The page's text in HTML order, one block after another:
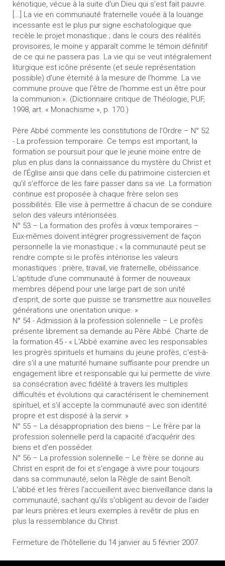
kénotique, vécue à la suite d'un Dieu qui s'est fait pauvre.
[...] La vie en communauté fraternelle vouée à la louange
incessante est le plus pur signe eschatologique que
recèle le projet monastique ; dans le cours des réalités
provisoires, le moine y apparaît comme le témoin définitif
de ce qui ne passera pas. La vie qui se veut intégralement
liturgique est icône présente (et seule représentation
possible) d'une éternité à la mesure de l'homme. La vie
commune prouve que l'être de l'homme est un être pour
la communion ». (Dictionnaire critique de Théologie, PUF,
1998, art. « Monachisme », p. 170.)
Père Abbé commente les constitutions de l’Ordre – N° 52
- La profession temporaire. Ce temps est important, la
formation se poursuit pour que le jeune moine entre de
plus en plus dans la connaissance du mystère du Christ et
de l’Église ainsi que dans celle du patrimoine cistercien et
qu’il s’efforce de les faire passer dans sa vie. La formation
continue est proposée à chaque frère selon ses
possibilités. Elle vise à permettre à chacun de se conduire
selon des valeurs intériorisées.
N° 53 – La formation des profès à vœux temporaires –
Eux-mêmes doivent intégrer progressivement de façon
personnelle la vie monastique ; « la communauté peut se
rendre compte si le profès intériorise les valeurs
monastiques : prière, travail, vie fraternelle, obéissance.
L’aptitude d’une communauté à former de nouveaux
membres dépend pour une large part de son unité
d’esprit, de sorte que puisse se transmettre aux nouvelles
générations une orientation unique. »
N° 54 - Admission à la profession solennelle – Le profès
présente librement sa demande au Père Abbé. Charte de
la formation 45 - « L'Abbé examine avec les responsables
les progrès spirituels et humains du jeune profès, c'est-à-
dire s'il a une maturité humaine suffisante pour prendre un
engagement libre et responsable qui lui permette de vivre
sa consécration avec fidélité à travers les multiples
difficultés et évolutions qui caractérisent le cheminement
spirituel, et s'il accepte la communauté avec son identité
propre et est disposé à la servir. »
N° 55 – La désappropriation des biens – Le frère par la
profession solennelle perd la capacité d'acquérir des
biens et d'en posséder.
N° 56 – La profession solennelle – Le frère se donne au
Christ en esprit de foi et s'engage à vivre pour toujours
dans sa communauté, selon la Règle de saint Benoît.
L'abbé et les frères l'accueillent avec bienveillance dans la
communauté, sachant qu'ils s'obligent au devoir de l'aider
par leurs prières et leurs exemples à revêtir de plus en
plus la ressemblance du Christ.
Fermeture de l'hôtellerie du 14 janvier au 5 février 2007.